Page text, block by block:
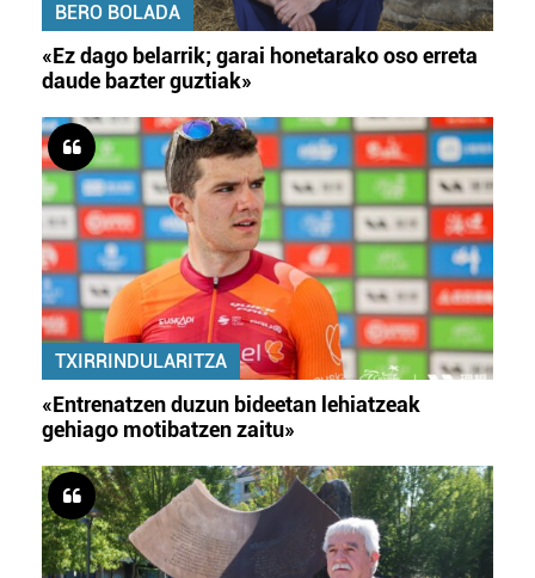
BERO BOLADA
«Ez dago belarrik; garai honetarako oso erreta
daude bazter guztiak»
TXIRRINDULARITZA
«Entrenatzen duzun bideetan lehiatzeak
gehiago motibatzen zaitu»